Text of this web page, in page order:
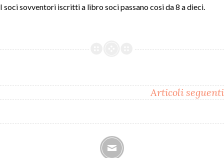
I soci sovventori iscritti a libro soci passano cosi da 8 a dieci.
Navigazione
articoli
Articoli seguenti